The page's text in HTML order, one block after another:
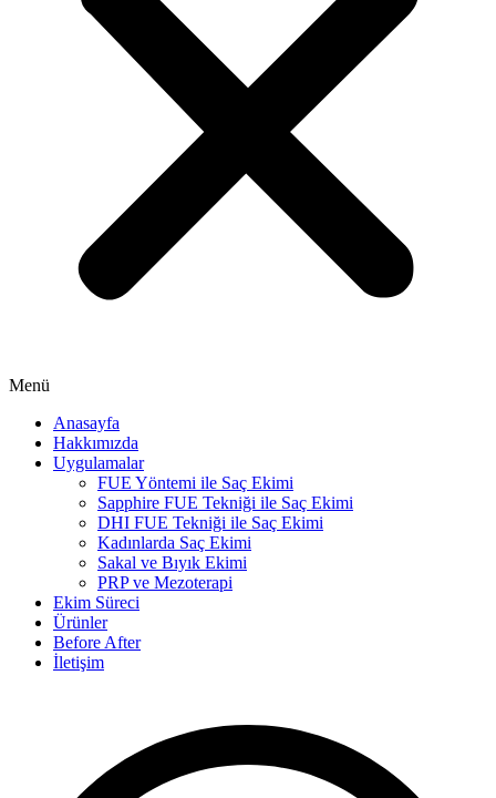
Menü
Anasayfa
Hakkımızda
Uygulamalar
FUE Yöntemi ile Saç Ekimi
Sapphire FUE Tekniği ile Saç Ekimi
DHI FUE Tekniği ile Saç Ekimi
Kadınlarda Saç Ekimi
Sakal ve Bıyık Ekimi
PRP ve Mezoterapi
Ekim Süreci
Ürünler
Before After
İletişim